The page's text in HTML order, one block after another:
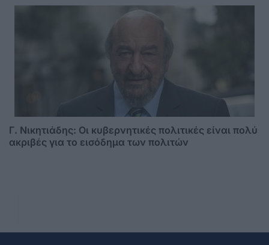
Γ. Νικητιάδης: Οι κυβερνητικές πολιτικές είναι πολύ
ακριβές για το εισόδημα των πολιτών